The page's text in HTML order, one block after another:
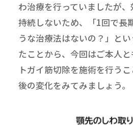
わ治療を行っていましたが
持続しないため、「1回で長
うな治療法はないの？」と
たことから、今回はご本人
トガイ筋切除を施術を行う
後の変化をみてみましょう。